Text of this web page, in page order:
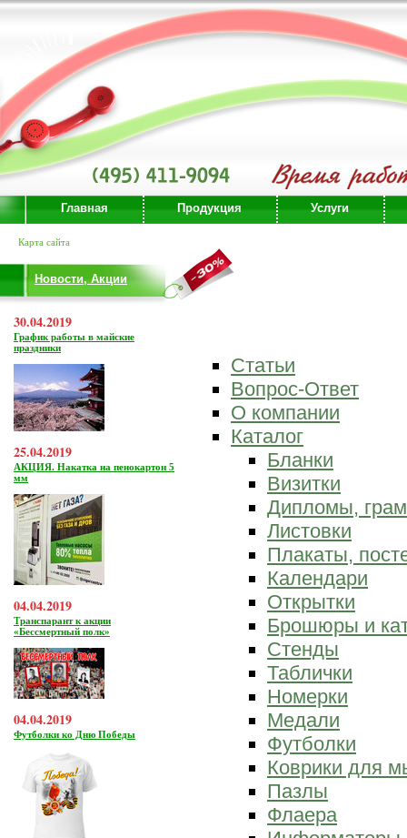
Главная Продукция Услуги
Карта сайта
Новости, Акции
30.04.2019
График работы в майские
праздники
25.04.2019
АКЦИЯ. Накатка на пенокартон 5
мм
04.04.2019
Транспарант к акции
«Бессмертный полк»
04.04.2019
Футболки ко Дню Победы
Статьи
Вопрос-Ответ
О компании
Каталог
Бланки
Визитки
Дипломы,
Листовки
Плакаты,
Календари
Открытки
Брошюры и
Стенды
Таблички
Номерки
Медали
Футболки
Коврики для
Пазлы
Флаера